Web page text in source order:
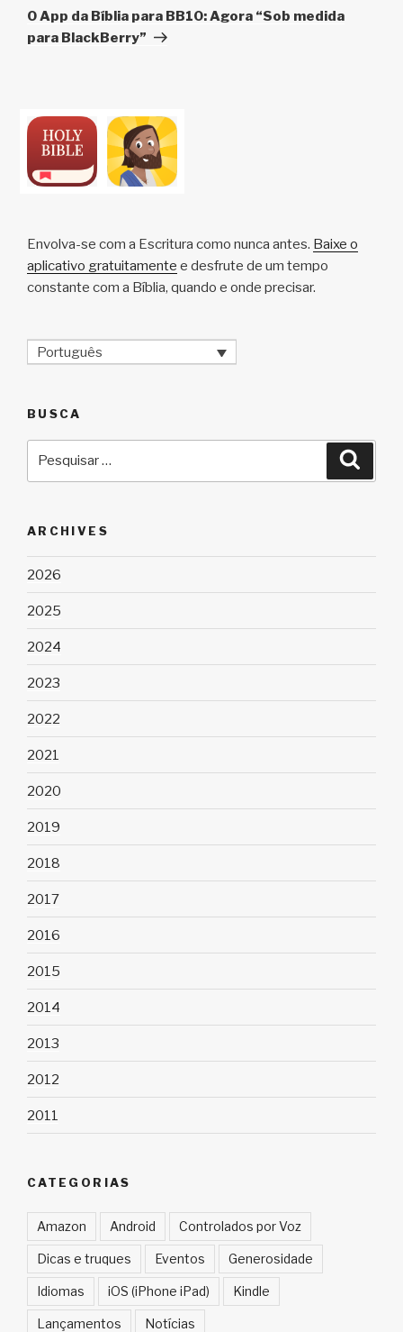
post
O App da Bíblia para BB10: Agora “Sob medida
para BlackBerry”
Envolva-se com a Escritura como nunca antes. Baixe o
aplicativo gratuitamente e desfrute de um tempo
constante com a Bíblia, quando e onde precisar.
Português
BUSCA
ARCHIVES
2026
2025
2024
2023
2022
2021
2020
2019
2018
2017
2016
2015
2014
2013
2012
2011
CATEGORIAS
Amazon Android Controlados por Voz
Dicas e truques Eventos Generosidade
Idiomas iOS (iPhone iPad) Kindle
Lançamentos Notícias